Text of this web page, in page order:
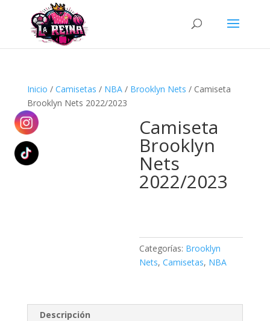
Búsqueda
productos
Inicio / Camisetas / NBA/ Brooklyn Nets / Camiseta
Brooklyn Nets 2022/2023
Camiseta
Brooklyn
Nets
2022/2023
Categorías: Brooklyn
Nets,Camisetas, NBA
Descripción